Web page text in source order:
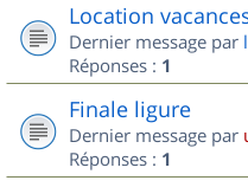
Location
Dernier message par
Réponses : 1
Finale ligure
Dernier message par
Réponses : 1